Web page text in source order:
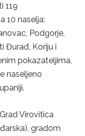
119
10 naselja:
Podgorje,
Đurađ, Koriju i
pokazateljima,
naseljeno
Virovitica
gradom